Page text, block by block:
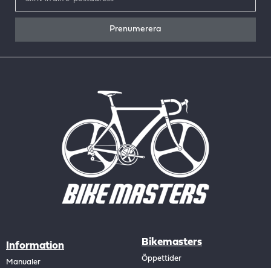
Prenumerera
Information
Manualer
Bikemasters
Öppettider